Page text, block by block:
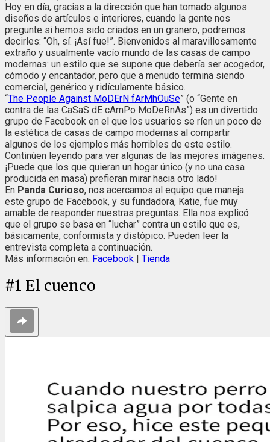
Hoy en día, gracias a la dirección que han tomado algunos
diseños de artículos e interiores, cuando la gente nos
pregunte si hemos sido criados en un granero, podremos
decirles: “Oh, sí. ¡Así fue!”. Bienvenidos al maravillosamente
extraño y usualmente vacío mundo de las casas de campo
modernas: un estilo que se supone que debería ser acogedor,
cómodo y encantador, pero que a menudo termina siendo
comercial, genérico y ridículamente básico.
“The People Against MoDErN fArMhOuSe” (o “Gente en
contra de las CaSaS dE cAmPo MoDeRnAs”) es un divertido
grupo de Facebook en el que los usuarios se ríen un poco de
la estética de casas de campo modernas al compartir
algunos de los ejemplos más horribles de este estilo.
Continúen leyendo para ver algunas de las mejores imágenes.
¡Puede que los que quieran un hogar único (y no una casa
producida en masa) prefieran mirar hacia otro lado!
En Panda Curioso, nos acercamos al equipo que maneja
este grupo de Facebook, y su fundadora, Katie, fue muy
amable de responder nuestras preguntas. Ella nos explicó
que el grupo se basa en “luchar” contra un estilo que es,
básicamente, conformista y distópico. Pueden leer la
entrevista completa a continuación.
Más información en: Facebook | Tienda
#1 El cuenco